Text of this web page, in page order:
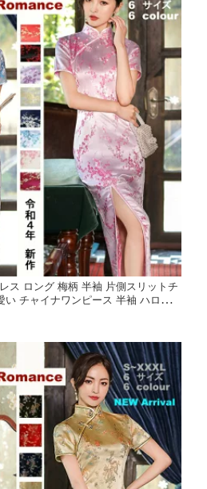
ス ロング 梅柄 半袖 片側スリットチ
チャイナワンピース 半袖 ハロウィ
レ S M L XL XXL XXXL 2L 3L 9色 大
紺 ブラック ピンク ブルー ゴールド